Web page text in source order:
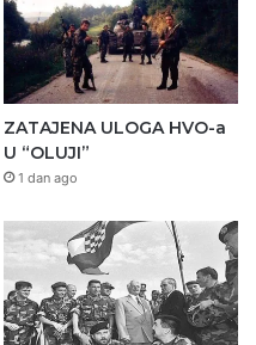
ZATAJENA ULOGA HVO-a
U “OLUJI”
1 dan ago